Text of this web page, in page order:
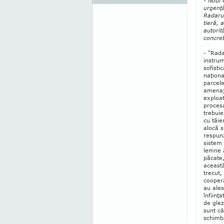
tieră,
-
cu
alo­că
sistem
lemne
trecut,
au
de
sunt